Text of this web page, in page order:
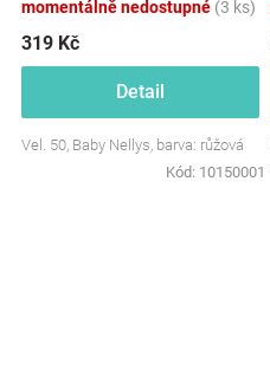
momentálně nedostupné (3 ks)
319 Kč
Detail
Vel. 50, Baby Nellys, barva: růžová
Kód: 10150001